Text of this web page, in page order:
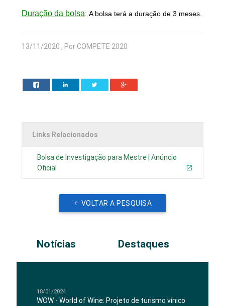
Duração da bolsa:A bolsa terá a duração de 3 meses.
13/11/2020 , Por COMPETE 2020
Links Relacionados
Bolsa de Investigação para Mestre | Anúncio
Oficial
VOLTAR A PESQUISA
Notícias Destaques
18/01/2024
WOW - World of Wine: Projeto de turismo vínico